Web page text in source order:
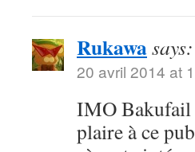
Rukawasays:
20 avril 2014 at
IMO Bakufail
plaire à ce